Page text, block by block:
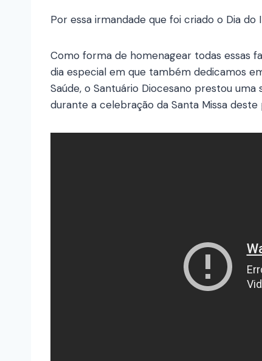
Por essa irmandade que foi criado o Dia do
Como forma de homenagear todas essas
dia especial em que também dedicamos
Saúde, o Santuário Diocesano prestou
durante a celebração da Santa Missa